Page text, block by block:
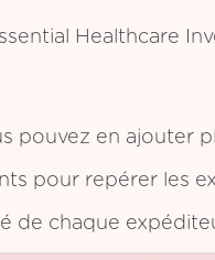
Healthcare
pouvez en ajouter
pour repérer les
de chaque